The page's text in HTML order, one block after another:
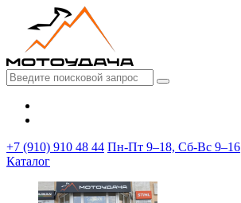
+7 (910) 910 48 44 Пн-Пт 9–18, Сб-Вс 9–16
Каталог